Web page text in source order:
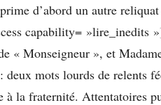
d’abord un autre
capability= »lire_inedits
« Monseigneur », et
mots lourds de relents
à la fraternité. Attentatoires